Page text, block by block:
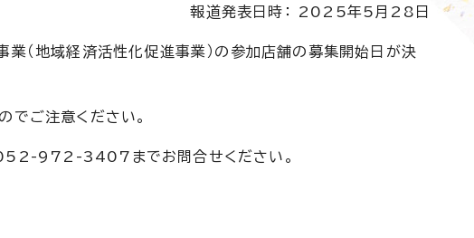
報道発表日時： 2025年5月28日
（地域経済活性化促進事業）の参加店舗の募集開始日が決
でご注意ください。
052-972-3407までお問合せください。